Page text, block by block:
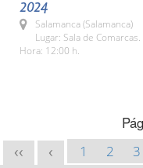
2024
Salamanca (Salamanca)
Lugar: Sala de
Hora: 12:00 h.
<< < 1 2 3